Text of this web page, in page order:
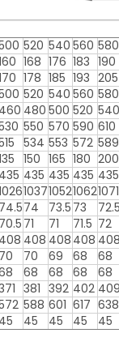
520 540 560 580
168 176 183 190
178 185 193 205
520 540 560 580
460 480 500 520 540
550 570 590 610
534 553 572 589
150 165 180 200
435 435 435 435 435
1037105210621071
74.574 73.5 73
72.5
70.5 71 71 71.5 72
408 408 408 408 408
70 70 69 68
68
68 68 68
68
381 392 402 409
588 601 617 638
45 45 45 45 45